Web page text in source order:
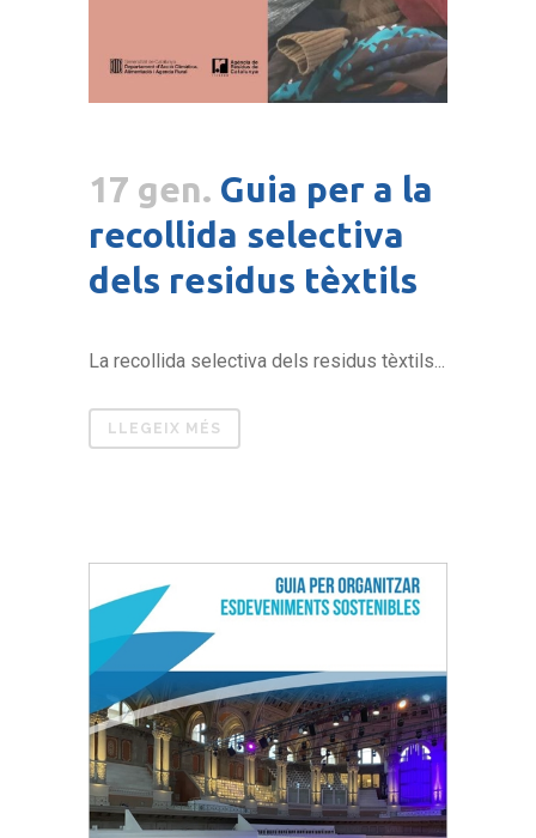
17 gen. Guia per a la
recollida selectiva
dels residus tèxtils
La recollida selectiva dels residus tèxtils...
LLEGEIX MÉS